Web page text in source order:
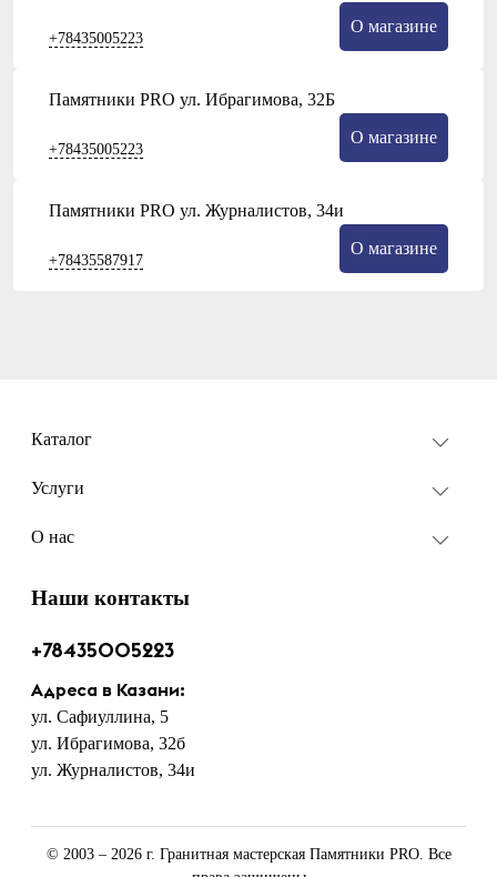
+78435005223
О магазине
Памятники PRO ул. Ибрагимова, 32Б
+78435005223
О магазине
Памятники PRO ул. Журналистов, 34и
+78435587917
О магазине
Каталог
Услуги
О нас
Наши контакты
+78435005223
Адреса в Казани:
ул. Сафиуллина, 5
ул. Ибрагимова, 32б
ул. Журналистов, 34и
© 2003 – 2026 г. Гранитная мастерская Памятники PRO. Все